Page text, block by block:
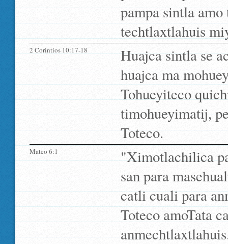
pampa sintla
techtlaxtlahuis
2 Corintios 10:17-18
Huajca sintla se
huajca ma
Tohueyiteco
timohueyimatij,
Toteco.
Mateo 6:1
"Ximotlachilica
san para
catli cuali para
Toteco amoTata